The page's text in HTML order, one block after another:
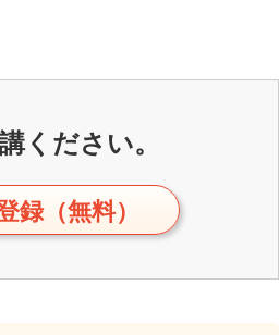
ください。
録（無料）